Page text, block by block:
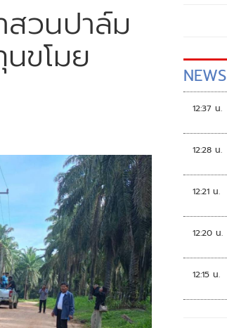
สวนปาล์ม
ขโมย
12:37 น.
12:28 น.
12:21 น.
12:20 น.
12:15 น.